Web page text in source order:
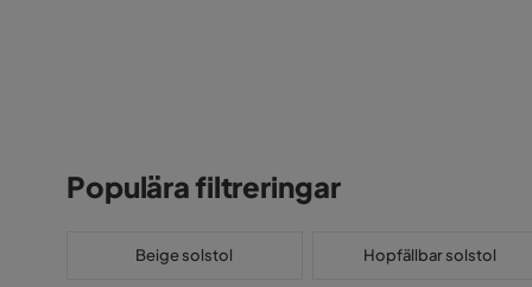
Populära filtreringar
Beige solstol Hopfällbar solstol